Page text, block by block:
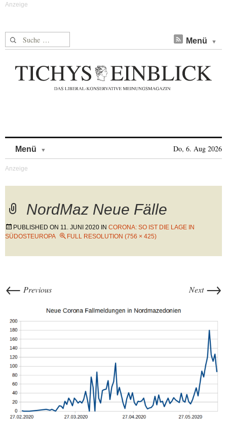
Suche nach: Menü
Menü Do, 6. Aug 2026
NordMaz Neue Fälle
PUBLISHED ON 11. JUNI 2020 IN CORONA: SO IST DIE LAGE IN
SÜDOSTEUROPA
FULL RESOLUTION (756 × 425)
← Previous Next →